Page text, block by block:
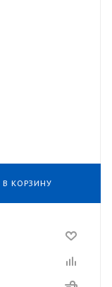
В КОРЗИНУ